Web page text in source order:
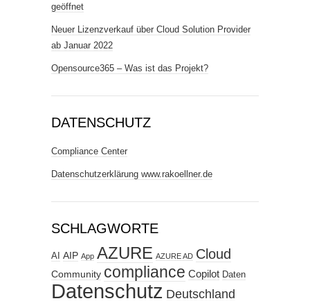
geöffnet
Neuer Lizenzverkauf über Cloud Solution Provider
ab Januar 2022
Opensource365 – Was ist das Projekt?
DATENSCHUTZ
Compliance Center
Datenschutzerklärung www.rakoellner.de
SCHLAGWORTE
AI AIP App AZURE AZURE AD Cloud
Community compliance Copilot Daten
Datenschutz Deutschland